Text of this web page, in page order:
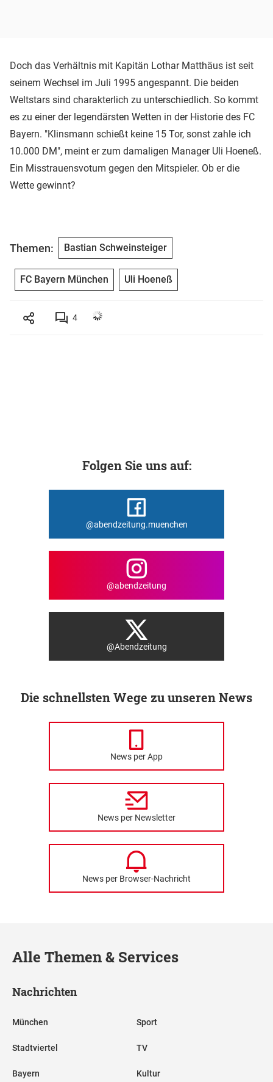
Doch das Verhältnis mit Kapitän Lothar Matthäus ist seit
seinem Wechsel im Juli 1995 angespannt. Die beiden
Weltstars sind charakterlich zu unterschiedlich. So kommt
es zu einer der legendärsten Wetten in der Historie des FC
Bayern. "Klinsmann schießt keine 15 Tor, sonst zahle ich
10.000 DM", meint er zum damaligen Manager Uli Hoeneß.
Ein Misstrauensvotum gegen den Mitspieler. Ob er die
Wette gewinnt?
Themen: Bastian Schweinsteiger
FC Bayern München Uli Hoeneß
4
Folgen Sie uns auf:
@abendzeitung.muenchen
@abendzeitung
@Abendzeitung
Die schnellsten Wege zu unseren News
News per App
News per Newsletter
News per Browser-Nachricht
Alle Themen & Services
Nachrichten
München
Stadtviertel
Bayern
Sport
TV
Kultur